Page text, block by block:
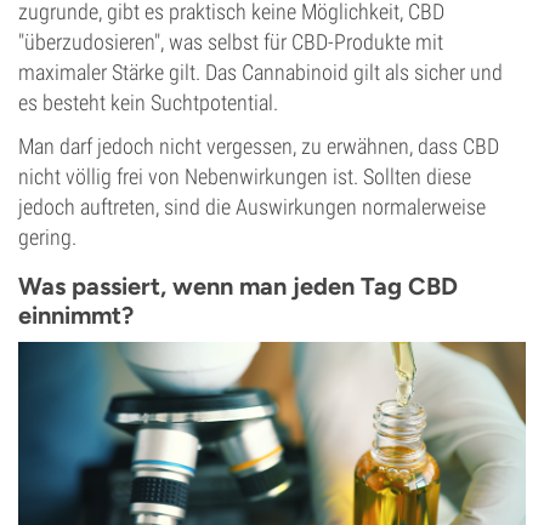
zugrunde, gibt es praktisch keine Möglichkeit, CBD
"überzudosieren", was selbst für CBD-Produkte mit
maximaler Stärke gilt. Das Cannabinoid gilt als sicher und
es besteht kein Suchtpotential.
Man darf jedoch nicht vergessen, zu erwähnen, dass CBD
nicht völlig frei von Nebenwirkungen ist. Sollten diese
jedoch auftreten, sind die Auswirkungen normalerweise
gering.
Was passiert, wenn man jeden Tag CBD
einnimmt?